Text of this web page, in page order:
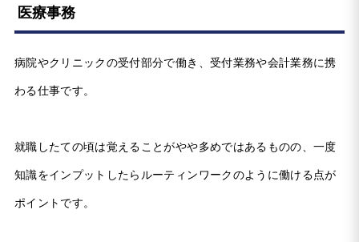
医療事務
病院やクリニックの受付部分で働き、受付業務や会計業務に携
わる仕事です。
就職したての頃は覚えることがやや多めではあるものの、一度
知識をインプットしたらルーティンワークのように働ける点が
ポイントです。